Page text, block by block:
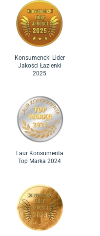
Konsumencki Lider
Jakości Łazienki
2025
Laur Konsumenta
Top Marka 2024